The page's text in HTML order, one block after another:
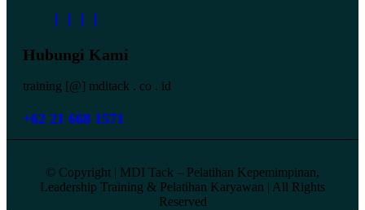
Hubungi Kami
training [@] mditack . co . id
+62 21 668 1571
© Copyright | MDI Tack – Pelatihan Kepemimpinan,
Leadership Training & Pelatihan Karyawan | All Rights
Reserved